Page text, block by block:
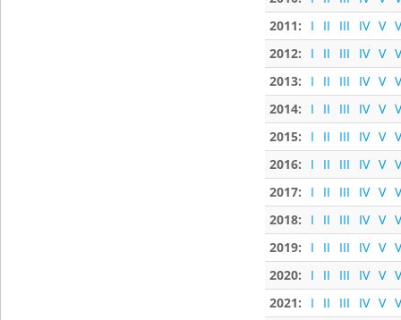
2011:
I II III IV V
2012:
I II III IV V
2013:
I II III IV V
2014:
I II III IV V
2015:
I II III IV V
2016:
I II III IV V
2017:
I II III IV V
2018:
I II III IV V
2019:
I II III IV V
2020:
I II III IV V
2021:
I II III IV V